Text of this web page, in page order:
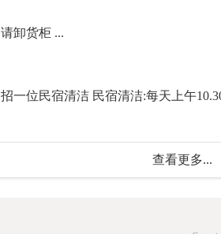
请卸货柜 ...
招一位民宿清洁 民宿清洁:每天上午
查看更多...